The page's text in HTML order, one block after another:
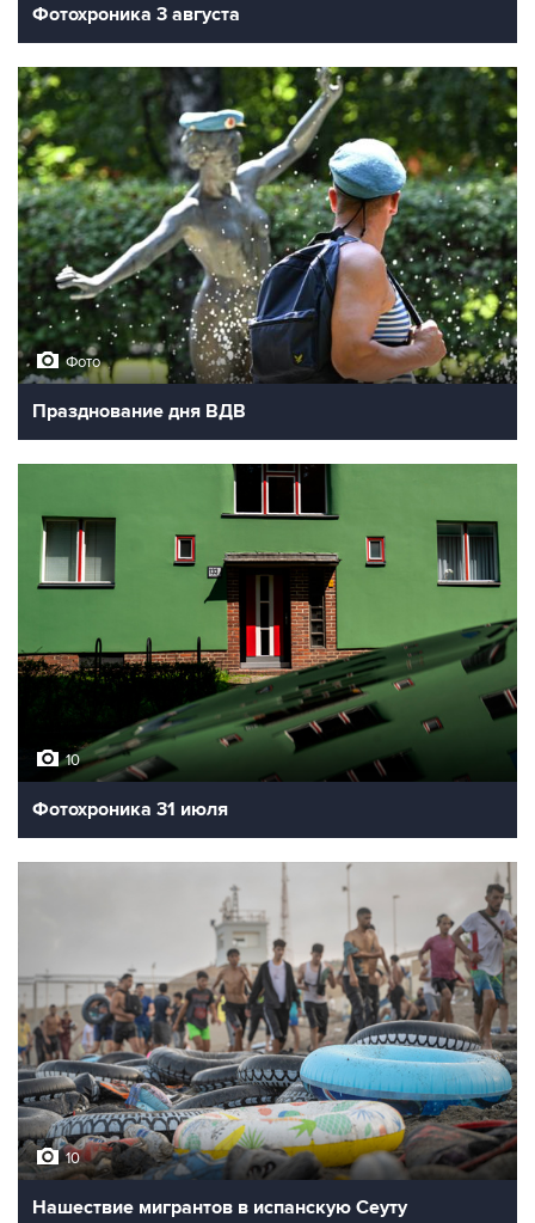
Фотохроника 3 августа
Фото
Празднование дня ВДВ
10
Фотохроника 31 июля
10
Нашествие мигрантов в испанскую Сеуту